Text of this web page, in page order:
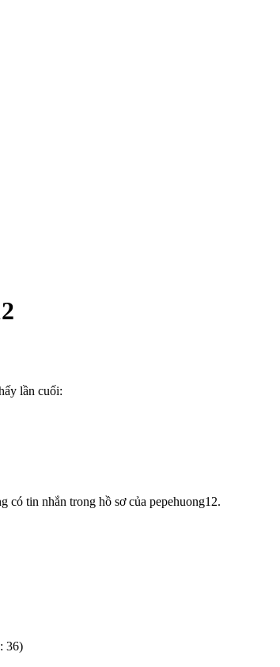
lần cuối:
có tin nhắn trong hồ sơ của pepehuong12.
36)